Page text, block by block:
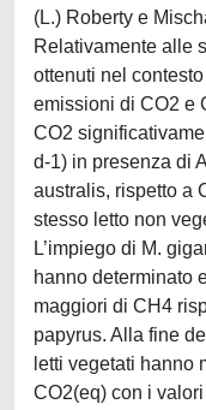
(L.) Roberty e
Relativamente alle
ottenuti nel
emissioni di CO2 e
CO2
d-1) in presenza di
australis, rispetto a
stesso letto non
L’impiego di M.
hanno determinato
maggiori di CH4
papyrus. Alla fine
letti vegetati hanno
CO2(eq) con i